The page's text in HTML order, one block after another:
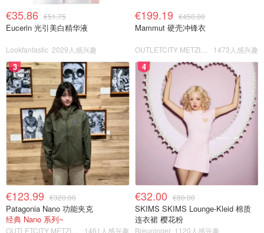
€35.86 €51.75
Eucerin 光引美白精华液
Lookfantastic 2029人感兴趣
€199.19 €450.00
Mammut 硬壳冲锋衣
1473人感兴趣
3
€123.99 €320.00
Patagonia Nano 功能夹克
经典 Nano 系列~
1461人感兴趣
4
€32.00 €80.00
SKIMS SKIMS Lounge-Kleid 棉质
连衣裙 樱花粉
Breuninger 1120人感兴趣